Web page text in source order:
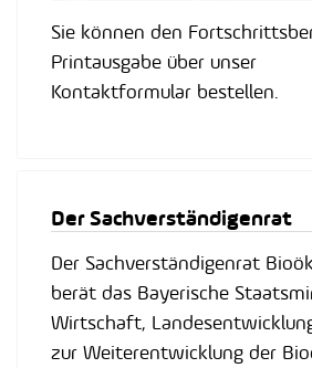
Sie können den
Printausgabe über unser
Kontaktformular bestellen.
Der Sachverständigenrat
Der Sachverständigenrat
berät das Bayerische
Wirtschaft,
zur Weiterentwicklung der